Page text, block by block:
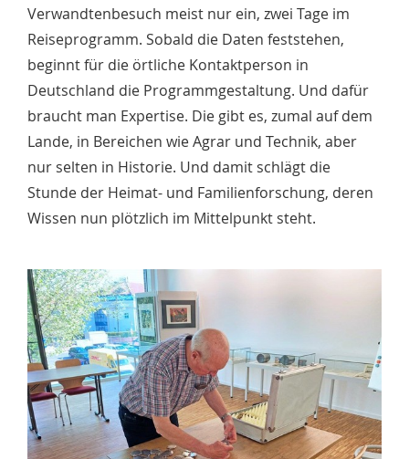
Verwandtenbesuch meist nur ein, zwei Tage im
Reiseprogramm. Sobald die Daten feststehen,
beginnt für die örtliche Kontaktperson in
Deutschland die Programmgestaltung. Und dafür
braucht man Expertise. Die gibt es, zumal auf dem
Lande, in Bereichen wie Agrar und Technik, aber
nur selten in Historie. Und damit schlägt die
Stunde der Heimat- und Familienforschung, deren
Wissen nun plötzlich im Mittelpunkt steht.